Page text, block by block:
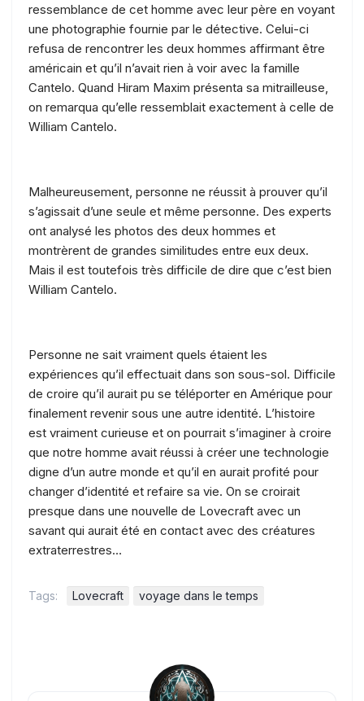
ressemblance de cet homme avec leur père en voyant
une photographie fournie par le détective. Celui-ci
refusa de rencontrer les deux hommes affirmant être
américain et qu’il n’avait rien à voir avec la famille
Cantelo. Quand Hiram Maxim présenta sa mitrailleuse,
on remarqua qu’elle ressemblait exactement à celle de
William Cantelo.
Malheureusement, personne ne réussit à prouver qu’il
s’agissait d’une seule et même personne. Des experts
ont analysé les photos des deux hommes et
montrèrent de grandes similitudes entre eux deux.
Mais il est toutefois très difficile de dire que c’est bien
William Cantelo.
Personne ne sait vraiment quels étaient les
expériences qu’il effectuait dans son sous-sol. Difficile
de croire qu’il aurait pu se téléporter en Amérique pour
finalement revenir sous une autre identité. L’histoire
est vraiment curieuse et on pourrait s’imaginer à croire
que notre homme avait réussi à créer une technologie
digne d’un autre monde et qu’il en aurait profité pour
changer d’identité et refaire sa vie. On se croirait
presque dans une nouvelle de Lovecraft avec un
savant qui aurait été en contact avec des créatures
extraterrestres…
Tags: Lovecraft voyage dans le temps